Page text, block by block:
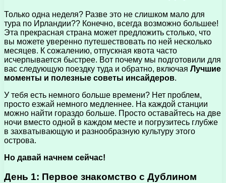
Только одна неделя? Разве это не слишком мало для
тура по Ирландии?? Конечно, всегда возможно большее!
Эта прекрасная страна может предложить столько, что
вы можете уверенно путешествовать по ней несколько
месяцев. К сожалению, отпускная квота часто
исчерпывается быстрее. Вот почему мы подготовили для
вас следующую поездку туда и обратно, включая Лучшие
моменты и полезные советы инсайдеров.
У тебя есть немного больше времени? Нет проблем,
просто езжай немного медленнее. На каждой станции
можно найти гораздо больше. Просто оставайтесь на две
ночи вместо одной в каждом месте и погрузитесь глубже
в захватывающую и разнообразную культуру этого
острова.
Но давай начнем сейчас!
День 1: Первое знакомство с Дублином